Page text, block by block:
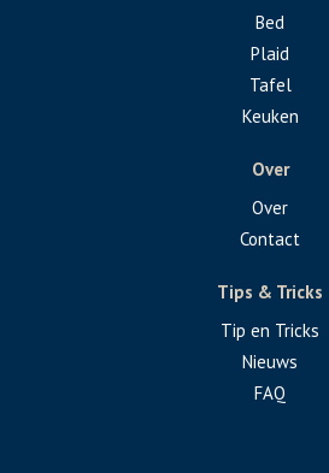
Bed
Plaid
Tafel
Keuken
Over
Over
Contact
Tips & Tricks
Tip en Tricks
Nieuws
FAQ